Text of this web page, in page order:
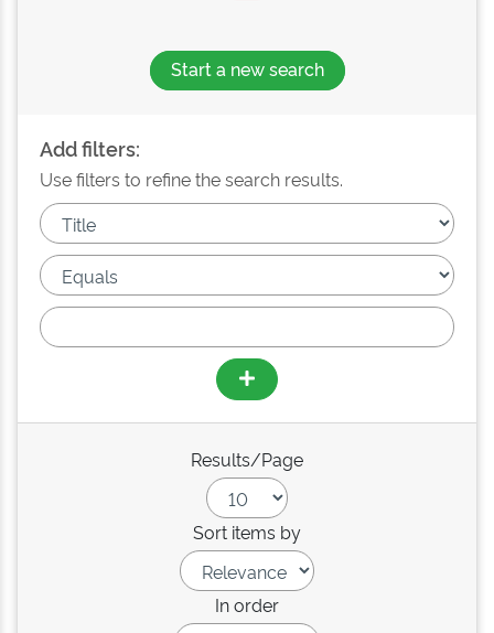
Start a new search
Add filters:
Use filters to refine the search results.
Results/Page
Sort items by
In order